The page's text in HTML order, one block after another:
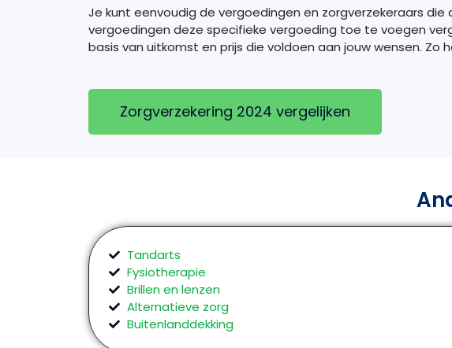
Je kunt eenvoudig de vergoedingen en zorgverzekeraars
vergoedingen deze specifieke vergoeding toe te voegen
basis van uitkomst en prijs die voldoen aan jouw wensen. Zo
Zorgverzekering 2024 vergelijken
Tandarts
Fysiotherapie
Brillen en lenzen
Alternatieve zorg
Buitenlanddekking